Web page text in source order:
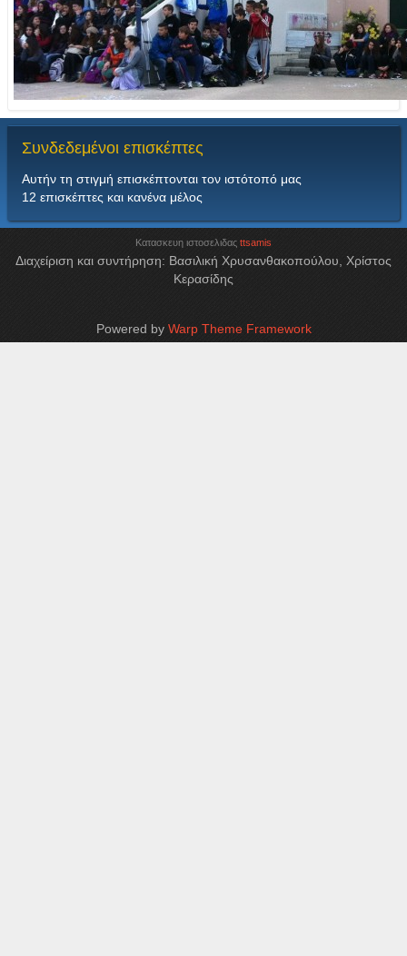
Συνδεδεμένοι επισκέπτες
Αυτήν τη στιγμή επισκέπτονται τον ιστότοπό μας
12 επισκέπτες και κανένα μέλος
Κατασκευη ιστοσελιδας ttsamis
Διαχείριση και συντήρηση: Βασιλική Χρυσανθακοπούλου, Χρίστος
Κερασίδης
Powered by Warp Theme Framework